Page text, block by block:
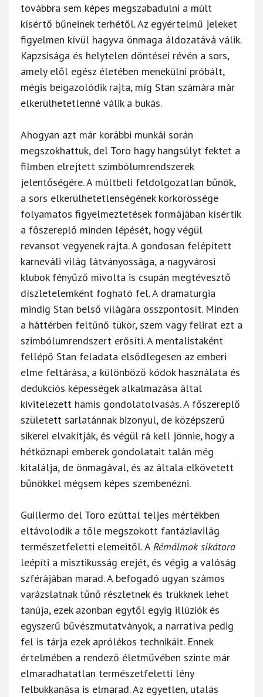
továbbra sem képes megszabadulni a múlt
kísértő bűneinek terhétől. Az egyértelmű jeleket
figyelmen kívül hagyva önmaga áldozatává válik.
Kapzsisága és helytelen döntései révén a sors,
amely elől egész életében menekülni próbált,
mégis beigazolódik rajta, míg Stan számára már
elkerülhetetlenné válik a bukás.
Ahogyan azt már korábbi munkái során
megszokhattuk, del Toro hagy hangsúlyt fektet a
filmben elrejtett szimbólumrendszerek
jelentőségére. A múltbeli feldolgozatlan bűnök,
a sors elkerülhetetlenségének körkörössége
folyamatos figyelmeztetések formájában kísértik
a főszereplő minden lépését, hogy végül
revansot vegyenek rajta. A gondosan felépített
karneváli világ látványossága, a nagyvárosi
klubok fényűző mivolta is csupán megtévesztő
díszletelemként fogható fel. A dramaturgia
mindig Stan belső világára összpontosít. Minden
a háttérben feltűnő tükör, szem vagy felirat ezt a
szimbólumrendszert erősíti. A mentalistaként
fellépő Stan feladata elsődlegesen az emberi
elme feltárása, a különböző kódok használata és
dedukciós képességek alkalmazása által
kivitelezett hamis gondolatolvasás. A főszereplő
született sarlatánnak bizonyul, de középszerű
sikerei elvakítják, és végül rá kell jönnie, hogy a
hétköznapi emberek gondolatait talán még
kitalálja, de önmagával, és az általa elkövetett
bűnökkel mégsem képes szembenézni.
Guillermo del Toro ezúttal teljes mértékben
eltávolodik a tőle megszokott fantáziavilág
természetfeletti elemeitől. ARémálmok sikátora
leépíti a misztikusság erejét, és végig a valóság
szférájában marad. A befogadó ugyan számos
varázslatnak tűnő részletnek és trükknek lehet
tanúja, ezek azonban egytől egyig illúziók és
egyszerű bűvészmutatványok, a narratíva pedig
fel is tárja ezek aprólékos technikáit. Ennek
értelmében a rendező életművében szinte már
elmaradhatatlan természetfeletti lény
felbukkanása is elmarad. Az egyetlen, utalás